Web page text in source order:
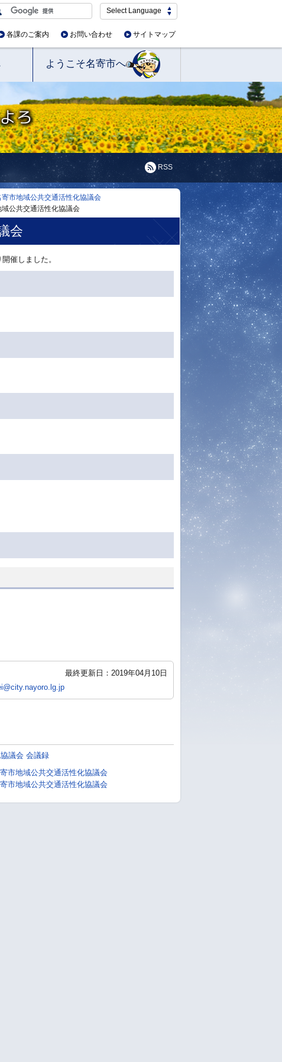
Select Language
各課のご案内 お問い合わせ サイトマップ
ようこそ名寄市へ
RSS
寄市地域公共交通活性化協議会
公共交通活性化協議会
会
催しました。
最終更新日：2019年04月10日
議会 会議録
市地域公共交通活性化協議会
市地域公共交通活性化協議会